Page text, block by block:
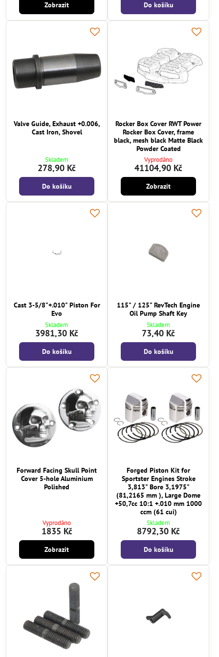
Zobrazit Do košíku
Valve Guide, Exhaust +0.006,
Cast Iron, Shovel
Skladem
278,90 Kč
Do košíku
Rocker Box Cover RWT Power
Rocker Box Cover, frame
black, mesh black Matte Black
Powder Coated
Vyprodáno
41104,90 Kč
Zobrazit
Cast 3-5/8"+.010" Piston For
Evo
Skladem
3981,30 Kč
Do košíku
115" / 125" RevTech Engine
Oil Pump Shaft Key
Skladem
73,40 Kč
Do košíku
Forward Facing Skull Point
Cover 5-hole Aluminium
Polished
Vyprodáno
1835 Kč
Zobrazit
Forged Piston Kit for
Sportster Engines Stroke
3,813" Bore 3,1975"
(81,2165 mm ), Large Dome
+50,7cc 10:1 +.010 mm 1000
ccm (61 cui)
Skladem
8792,30 Kč
Do košíku